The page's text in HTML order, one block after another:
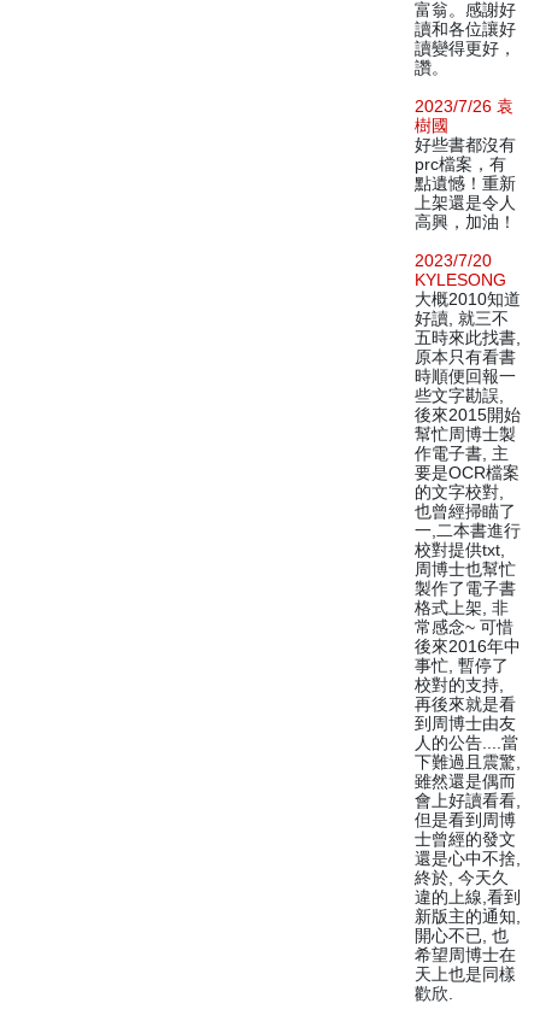
富翁。感謝好
讀和各位讓好
讀變得更好，
讚。
2023/7/26 袁
樹國
好些書都沒有
prc檔案，有
點遺憾！重新
上架還是令人
高興，加油！
2023/7/20
KYLESONG
大概2010知道
好讀, 就三不
五時來此找書,
原本只有看書
時順便回報一
些文字勘誤,
後來2015開始
幫忙周博士製
作電子書, 主
要是OCR檔案
的文字校對,
也曾經掃瞄了
一,二本書進行
校對提供txt,
周博士也幫忙
製作了電子書
格式上架, 非
常感念~ 可惜
後來2016年中
事忙, 暫停了
校對的支持,
再後來就是看
到周博士由友
人的公告....當
下難過且震驚,
雖然還是偶而
會上好讀看看,
但是看到周博
士曾經的發文
還是心中不捨,
終於, 今天久
違的上線,看到
新版主的通知,
開心不已, 也
希望周博士在
天上也是同樣
歡欣.